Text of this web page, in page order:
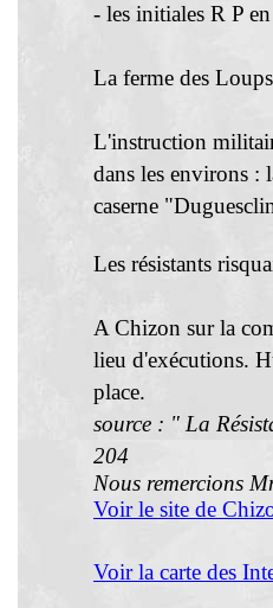
- les initiales R P
La ferme des
L'instruction
dans les environs :
caserne
Les résistants
A Chizon sur la
lieu d'exécutions.
place.
source : " La
204
Nous remercions
Voir le site de
Voir la carte des